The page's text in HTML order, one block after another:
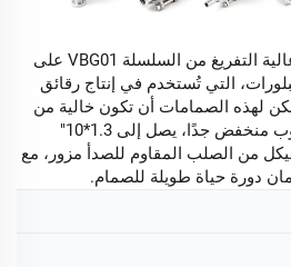
تُستخدم صمامات الفراشة عالية التفريغ من السلسلة VBG01 على
التي تُستخدم في إنتاج رقائق
لهذه الصمامات أن تكون خالية من
التسرب تمامًا عند ضغط أنبوب منخفض جدًا، يصل إلى 1.3*10"
من الصلب المقاوم للصدأ مزور، مع
دورة حياة طويلة للصمام.